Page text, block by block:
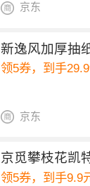
京东
新逸风加厚抽
领5券，到手
京东
京觅攀枝花凯
领5券，到手9.9